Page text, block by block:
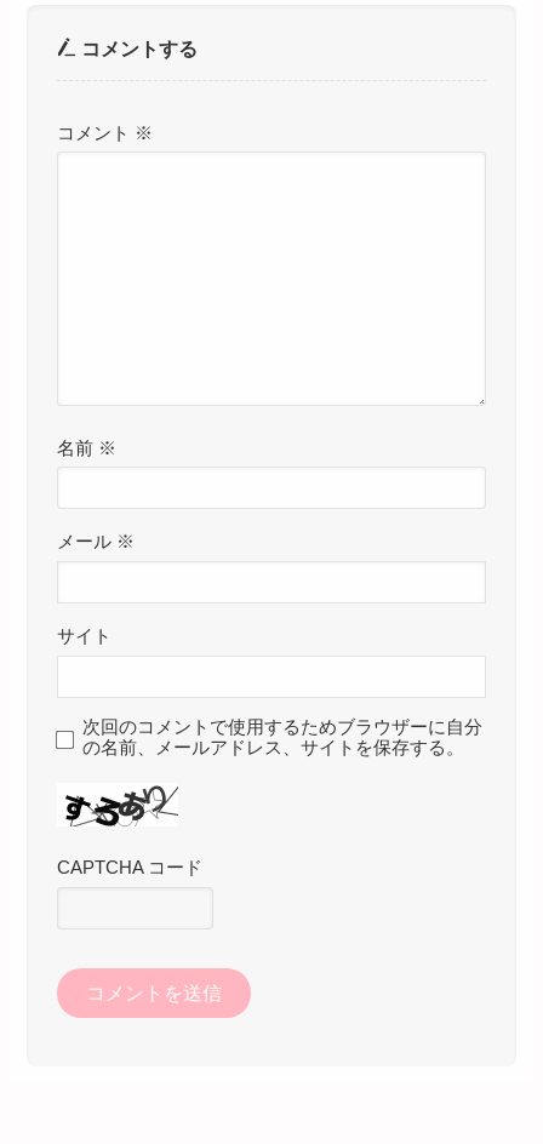
コメントする
コメント ※
名前 ※
メール ※
サイト
次回のコメントで使用するためブラウザーに自分
の名前、メールアドレス、サイトを保存する。
CAPTCHA コード